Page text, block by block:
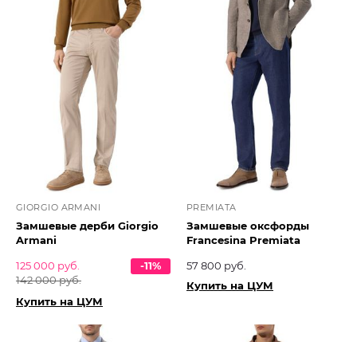
GIORGIO ARMANI
Замшевые дерби Giorgio
Armani
125 000 руб.
142 000 руб.
-11%
Купить на ЦУМ
PREMIATA
Замшевые оксфорды
Francesina Premiata
57 800 руб.
Купить на ЦУМ